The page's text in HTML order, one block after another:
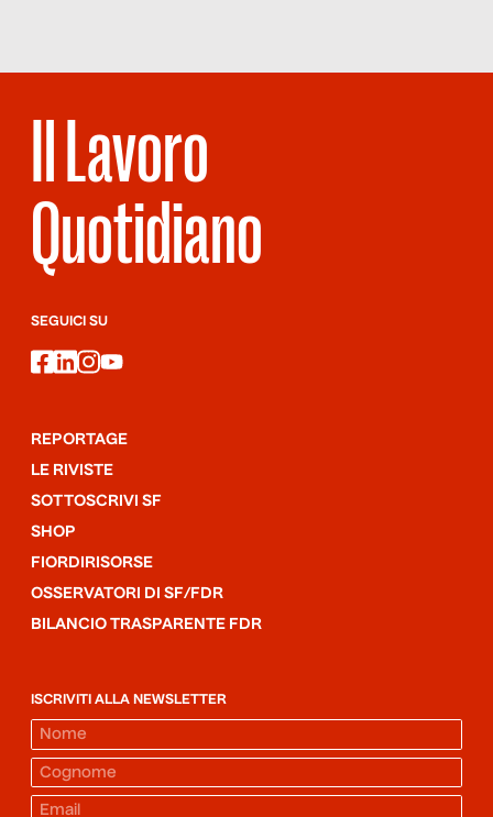
Il Lavoro
Quotidiano
SEGUICI SU
facebook
linkedin
instagram
youtube
REPORTAGE
LE RIVISTE
SOTTOSCRIVI SF
SHOP
FIORDIRISORSE
OSSERVATORI DI SF/FDR
BILANCIO TRASPARENTE FDR
ISCRIVITI ALLA NEWSLETTER